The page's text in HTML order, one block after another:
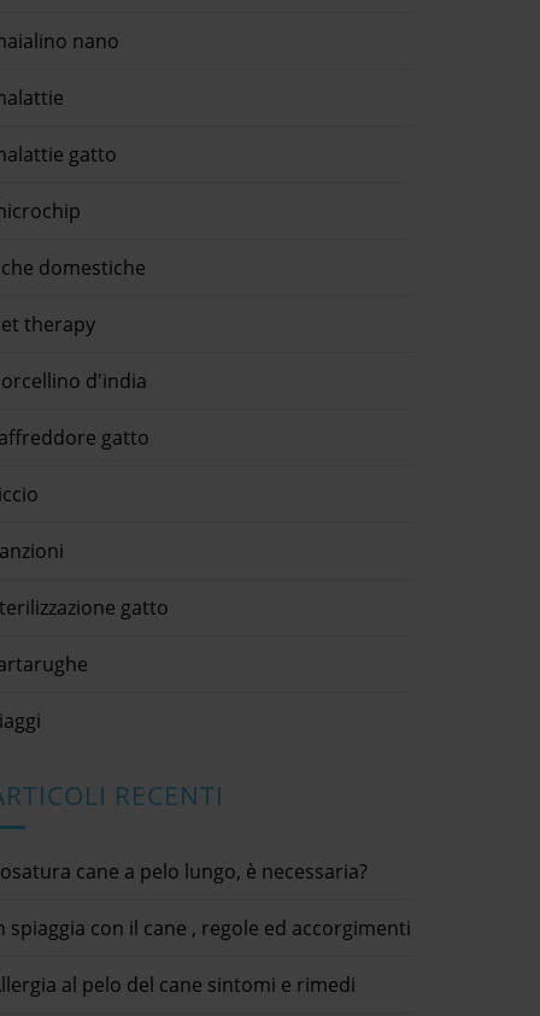
nano
gatto
domestiche
therapy
d'india
gatto
gatto
RECENTI
cane a pelo lungo, è necessaria?
spiaggia con il cane , regole ed accorgimenti
al pelo del cane sintomi e rimedi